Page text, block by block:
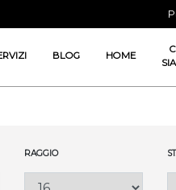
BLOG HOME
RAGGIO